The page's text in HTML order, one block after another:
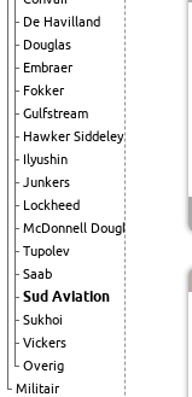
De Havilland
Douglas
Embraer
Fokker
Gulfstream
Hawker Siddeley
Ilyushin
Junkers
Lockheed
McDonnell Douglas
Tupolev
Saab
Sud Aviation
Sukhoi
Vickers
Overig
Militair